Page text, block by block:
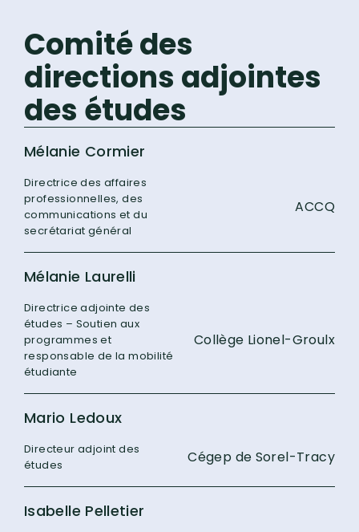
Comité des
directions adjointes
des études
Mélanie Cormier
Directrice des affaires
professionnelles, des
communications et du
secrétariat général
ACCQ
Mélanie Laurelli
Directrice adjointe des
études – Soutien aux
programmes et
responsable de la mobilité
étudiante
Collège Lionel-Groulx
Mario Ledoux
Directeur adjoint des
études
Cégep de Sorel-Tracy
Isabelle Pelletier